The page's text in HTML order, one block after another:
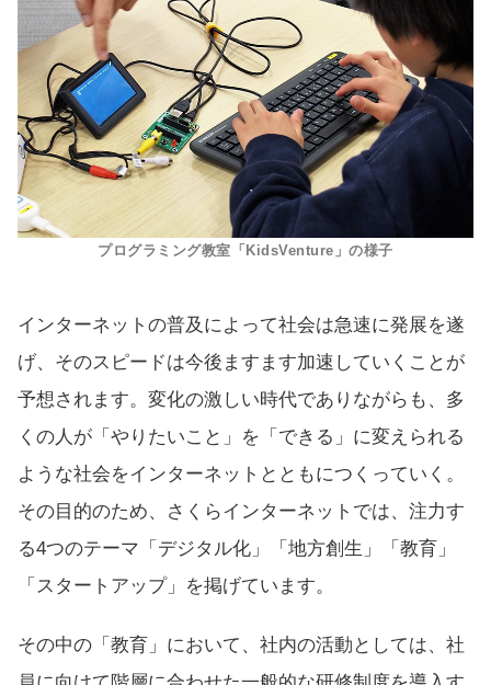
プログラミング教室「KidsVenture」の様子
インターネットの普及によって社会は急速に発展を遂
げ、そのスピードは今後ますます加速していくことが
予想されます。変化の激しい時代でありながらも、多
くの人が「やりたいこと」を「できる」に変えられる
ような社会をインターネットとともにつくっていく。
その目的のため、さくらインターネットでは、注力す
る4つのテーマ「デジタル化」「地方創生」「教育」
「スタートアップ」を掲げています。
その中の「教育」において、社内の活動としては、社